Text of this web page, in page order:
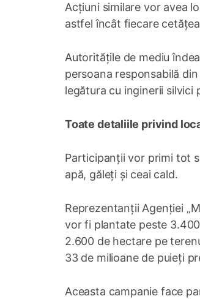
Acțiuni similare vor avea
astfel încât fiecare
Autoritățile de mediu
persoana responsabilă
legătura cu inginerii
Toate detaliile privind
Participanții vor primi tot
apă, găleți și ceai cald.
Reprezentanții Agenției
vor fi plantate peste
2.600 de hectare pe
33 de milioane de puieți
Aceasta campanie face